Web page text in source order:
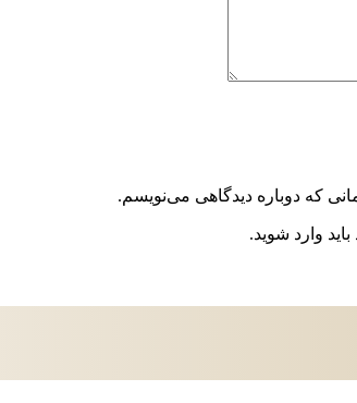
که دوباره دیدگاهی می‌نویسم.
وارد شوید.